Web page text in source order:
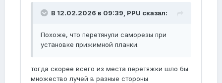
В 12.02.2026 в 09:39, PPU сказал:
Похоже, что перетянули саморезы при
установке прижимной планки.
тогда скорее всего из места перетяжки шло бы
множество лучей в разные стороны